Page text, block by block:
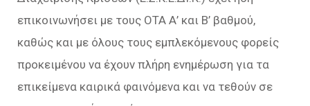
επικοινωνήσει με τους ΟΤΑ Α’ και Β’ βαθμού,
καθώς και με όλους τους εμπλεκόμενους φορείς
προκειμένου να έχουν πλήρη ενημέρωση για τα
επικείμενα καιρικά φαινόμενα και να τεθούν σε